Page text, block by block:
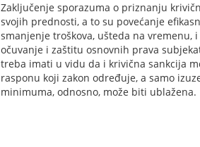
Zaključenje sporazuma o priznanju
svojih prednosti, a to su povećanje
smanjenje troškova, ušteda na
očuvanje i zaštitu osnovnih prava
treba imati u vidu da i krivična sankcija
rasponu koji zakon određuje, a samo
minimuma, odnosno, može biti ublažena.